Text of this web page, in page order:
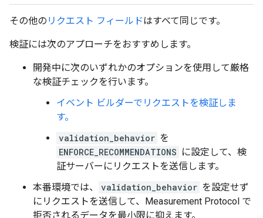
その他の リクエスト フィールドはすべて同じです。
検証には次のアプローチをおすすめします。
開発中に次のいずれかのオプションを使用して厳格
な検証チェックを行います。
イベント ビルダーでリクエストを検証しま
す。
validation_behavior を
ENFORCE_RECOMMENDATIONS に設定して、検
証サーバーにリクエストを送信します。
本番環境では、
validation_behavior を設定せず
にリクエストを送信して、Measurement Protocol で
拒否されるデータを最小限に抑えます。